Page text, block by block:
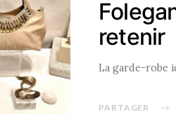
retenir
La garde-robe
PARTAGER